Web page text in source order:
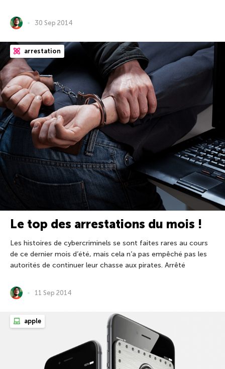
30 Sep 2014
arrestation
Le top des arrestations du mois !
Les histoires de cybercriminels se sont faites rares au cours
de ce dernier mois d’été, mais cela n’a pas empêché pas les
autorités de continuer leur chasse aux pirates. Arrêté
11 Sep 2014
apple